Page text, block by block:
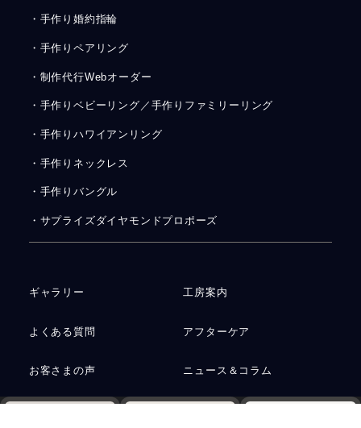
・手作り婚約指輪
・手作りペアリング
・制作代行Webオーダー
・手作りベビーリング／手作りファミリーリング
・手作りハワイアンリング
・手作りネックレス
・手作りバングル
・サプライズダイヤモンドプロポーズ
ギャラリー 工房案内
よくある質問 アフターケア
お客さまの声 ニュース＆コラム